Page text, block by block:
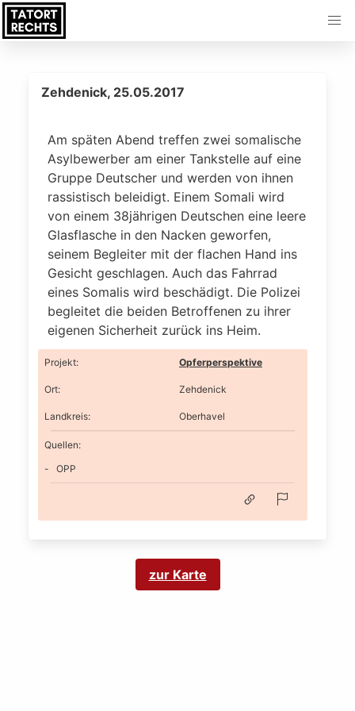
Zehdenick, 25.05.2017
Am späten Abend treffen zwei somalische
Asylbewerber am einer Tankstelle auf eine
Gruppe Deutscher und werden von ihnen
rassistisch beleidigt. Einem Somali wird
von einem 38jährigen Deutschen eine leere
Glasflasche in den Nacken geworfen,
seinem Begleiter mit der flachen Hand ins
Gesicht geschlagen. Auch das Fahrrad
eines Somalis wird beschädigt. Die Polizei
begleitet die beiden Betroffenen zu ihrer
eigenen Sicherheit zurück ins Heim.
Projekt: Opferperspektive
Ort: Zehdenick
Landkreis: Oberhavel
Quellen:
OPP
zur Karte